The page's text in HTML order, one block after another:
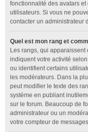
fonctionnalité des avatars
utilisateurs. Si vous ne
contacter un administrateur
Quel est mon rang et
Les rangs, qui apparaissent
indiquent votre activité
ou identifient certains
les modérateurs. Dans la
peut modifier le texte des
système en publiant
sur le forum. Beaucoup de
administrateur ou un
votre compteur de